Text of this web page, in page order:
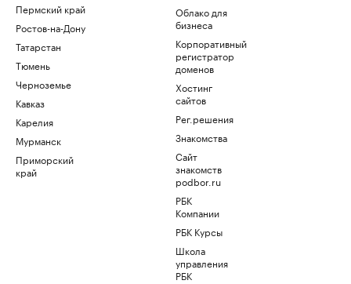
Пермский край
Ростов-на-Дону
Татарстан
Тюмень
Черноземье
Кавказ
Карелия
Мурманск
Приморский
край
Облако для
бизнеса
Корпоративный
регистратор
доменов
Хостинг
сайтов
Рег.решения
Знакомства
Сайт
знакомств
podbor.ru
РБК
Компании
РБК Курсы
Школа
управления
РБК